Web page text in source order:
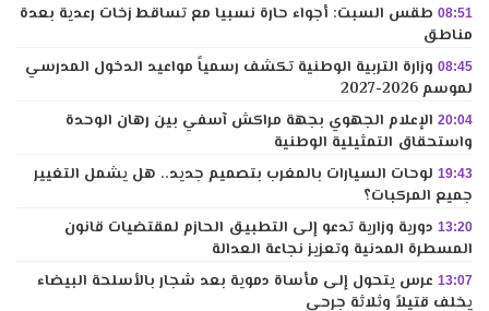
08:51 طقس السبت: أجواء حارة نسبيا مع تساقط زخات رعدية بعدة
مناطق
08:45 وزارة التربية الوطنية تكشف رسمياً مواعيد الدخول المدرسي
لموسم 2026-2027
20:04 الإعلام الجهوي بجهة مراكش آسفي بين رهان الوحدة
واستحقاق التمثيلية الوطنية
19:43 لوحات السيارات بالمغرب بتصميم جديد.. هل يشمل التغيير
جميع المركبات؟
13:20 دورية وزارية تدعو إلى التطبيق الحازم لمقتضيات قانون
المسطرة المدنية وتعزيز نجاعة العدالة
13:07 عرس يتحول إلى مأساة دموية بعد شجار بالأسلحة البيضاء
يخلف قتيلاً وثلاثة جرحى